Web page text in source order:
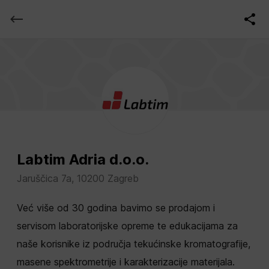
Labtim Adria d.o.o.
Jaruščica 7a, 10200 Zagreb
Već više od 30 godina bavimo se prodajom i
servisom laboratorijske opreme te edukacijama za
naše korisnike iz područja tekućinske kromatografije,
masene spektrometrije i karakterizacije materijala.